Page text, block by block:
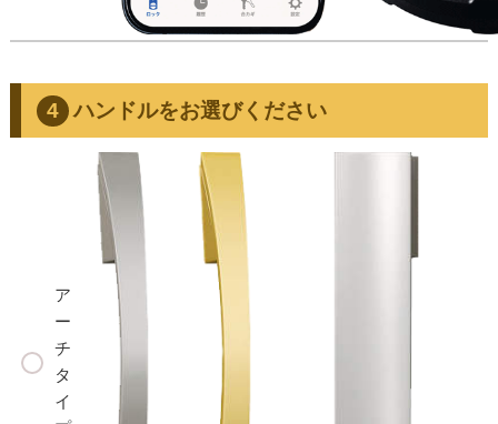
ハンドルをお選びください
ア
ー
チ
タ
イ